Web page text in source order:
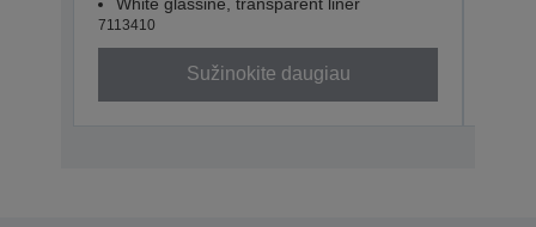
7113410
Sužinokite daugiau